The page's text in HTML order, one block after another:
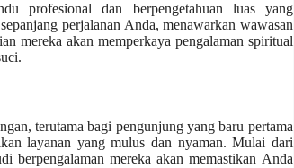
profesional dan berpengetahuan luas yang
perjalanan Anda, menawarkan wawasan
mereka akan memperkaya pengalaman spiritual
terutama bagi pengunjung yang baru pertama
layanan yang mulus dan nyaman. Mulai dari
berpengalaman mereka akan memastikan Anda